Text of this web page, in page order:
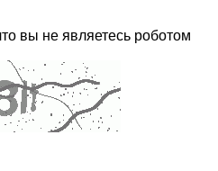
вы не являетесь роботом